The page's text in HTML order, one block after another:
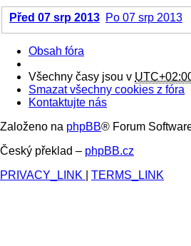
Před 07 srp 2013 Po 07 srp 2013
Obsah fóra
Všechny časy jsou v
Smazat všechny cookies z fóra
Kontaktujte nás
Založeno na phpBB® Forum
Český překlad – phpBB.cz
PRIVACY_LINK
TERMS_LINK